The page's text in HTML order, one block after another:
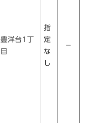
豊洋台1丁
目
指
定
な
し
－